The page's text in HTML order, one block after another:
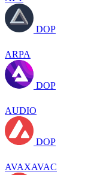
DOP
ARPA
DOP
AUDIO
DOP
AVAXAVAC